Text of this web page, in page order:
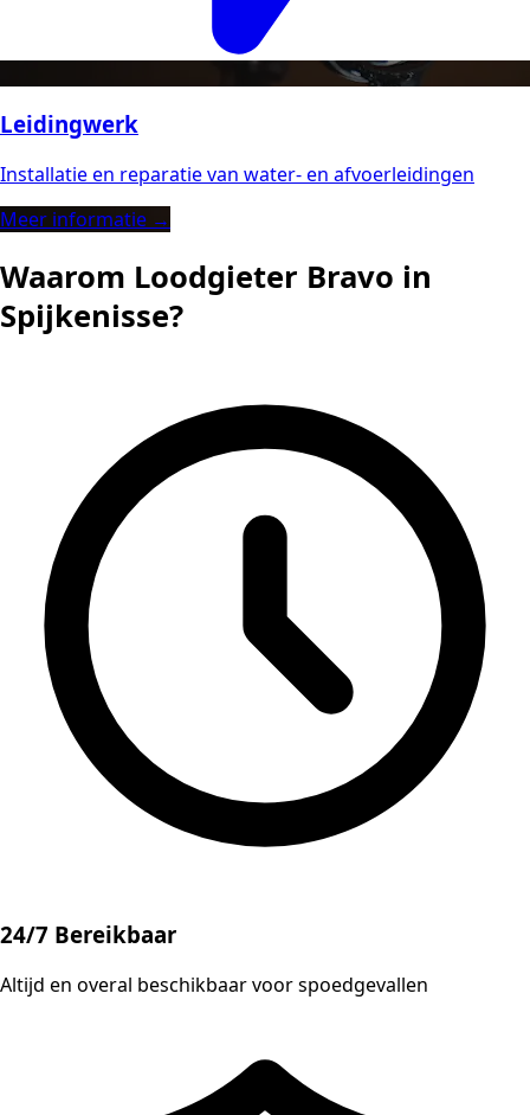
Leidingwerk
Installatie en reparatie van water- en afvoerleidingen
Meer informatie →
Waarom Loodgieter Bravo in
Spijkenisse?
24/7 Bereikbaar
Altijd en overal beschikbaar voor spoedgevallen